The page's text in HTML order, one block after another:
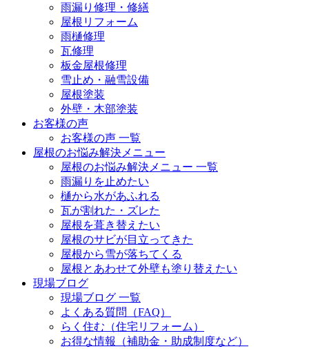
雨漏り修理・修繕
屋根リフォーム
雨樋修理
瓦修理
板金屋根修理
雪止め・融雪設備
屋根塗装
外壁・木部塗装
お客様の声
お客様の声 一覧
屋根のお悩み解決メニュー
屋根のお悩み解決メニュー 一覧
雨漏りを止めたい
樋から水があふれる
瓦が割れた・ズレた
屋根を葺き替えたい
屋根のサビが目立ってきた
屋根から雪が落ちてくる
屋根とあわせて外壁も塗り替えたい
現場ブログ
現場ブログ 一覧
よくある質問（FAQ）
らく住む（住宅リフォーム）
お得な情報（補助金・助成制度など）